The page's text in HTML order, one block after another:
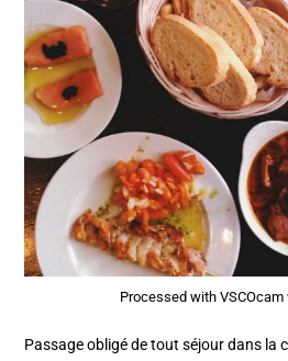
Processed with
Passage obligé de tout séjour dans la